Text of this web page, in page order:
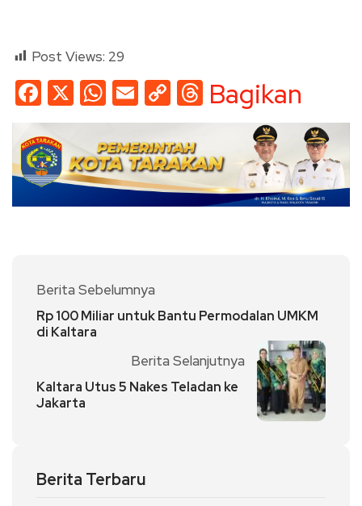
Post Views: 29
Facebook
X WhatsApp
EmailCopy
Link
Threads
Bagikan
Berita Sebelumnya
Rp 100 Miliar untuk Bantu Permodalan UMKM
di Kaltara
Berita Selanjutnya
Kaltara Utus 5 Nakes Teladan ke
Jakarta
Berita Terbaru